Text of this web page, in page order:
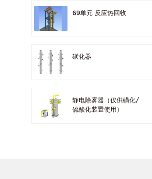
69单元 反应热回收
磺化器
静电除雾器（仅供磺化/
硫酸化装置使用）